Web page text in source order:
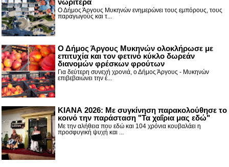
νωρίτερα
Ο Δήμος Άργους Μυκηνών ενημερώνει τους εμπόρους, τους
παραγωγούς και τ...
Ο Δήμος Άργους Μυκηνών ολοκλήρωσε με
επιτυχία και τον φετινό κύκλο δωρεάν
διανομών φρέσκων φρούτων
Για δεύτερη συνεχή χρονιά, ο Δήμος Άργους - Μυκηνών
επιβεβαιώνει την έ...
ΚΙΑΝΑ 2026: Με συγκίνηση παρακολούθησε το
κοινό την παράσταση "Τα χαΐρια μας εδώ"
Με την αλήθεια που εδώ και 104 χρόνια κουβαλάει η
προσφυγική ψυχή και ...